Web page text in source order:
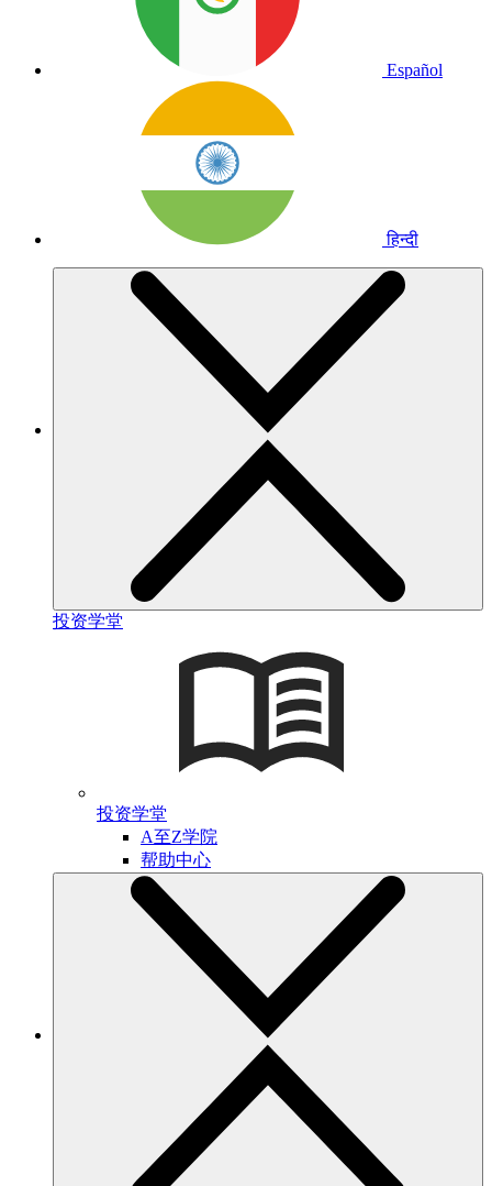
Español
हिन्दी
投资学堂
投资学堂
A至Z学院
帮助中心